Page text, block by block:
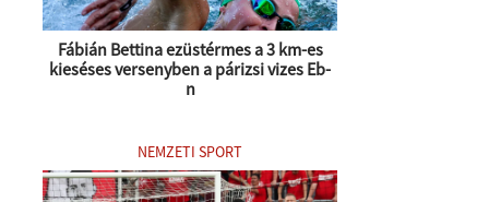
Fábián Bettina ezüstérmes a 3 km-es
kieséses versenyben a párizsi vizes Eb-
n
NEMZETI SPORT